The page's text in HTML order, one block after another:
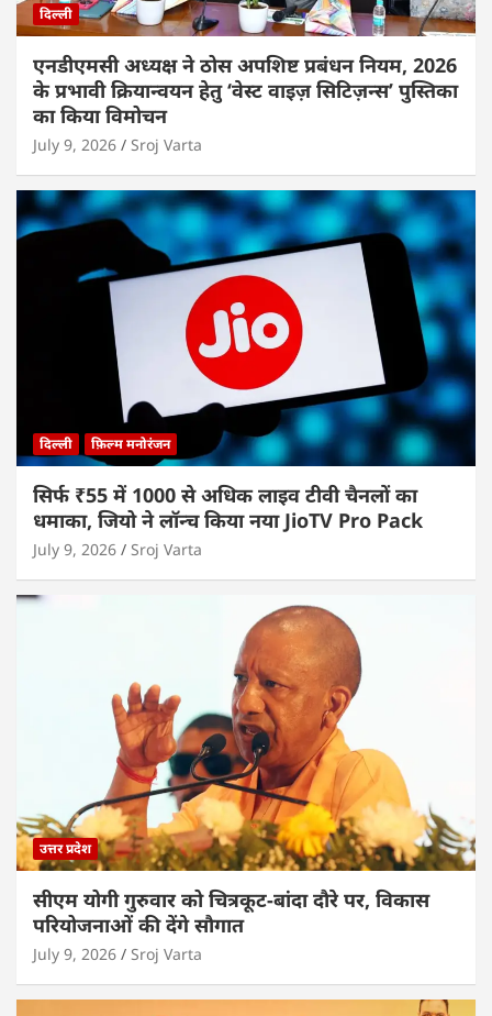
दिल्ली
एनडीएमसी अध्यक्ष ने ठोस अपशिष्ट प्रबंधन नियम, 2026
के प्रभावी क्रियान्वयन हेतु ‘वेस्ट वाइज़ सिटिज़न्स’ पुस्तिका
का किया विमोचन
July 9, 2026 Sroj Varta
दिल्ली फ़िल्म मनोरंजन
सिर्फ ₹55 में 1000 से अधिक लाइव टीवी चैनलों का
धमाका, जियो ने लॉन्च किया नया JioTV Pro Pack
July 9, 2026 Sroj Varta
उत्तर प्रदेश
सीएम योगी गुरुवार को चित्रकूट-बांदा दौरे पर, विकास
परियोजनाओं की देंगे सौगात
July 9, 2026 Sroj Varta